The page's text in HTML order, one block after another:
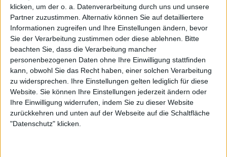
klicken, um der o. a. Datenverarbeitung durch uns und unsere
Partner zuzustimmen. Alternativ können Sie auf detailliertere
Informationen zugreifen und Ihre Einstellungen ändern, bevor
Sie der Verarbeitung zustimmen oder diese ablehnen.
Bitte
beachten Sie, dass die Verarbeitung mancher
personenbezogenen Daten ohne Ihre Einwilligung stattfinden
kann, obwohl Sie das Recht haben, einer solchen Verarbeitung
zu widersprechen. Ihre Einstellungen gelten lediglich für diese
Website. Sie können Ihre Einstellungen jederzeit ändern oder
Ihre Einwilligung widerrufen, indem Sie zu dieser Website
zurückkehren und unten auf der Webseite auf die Schaltfläche
"Datenschutz" klicken.